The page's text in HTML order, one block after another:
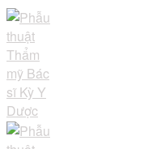
Skip
to
content